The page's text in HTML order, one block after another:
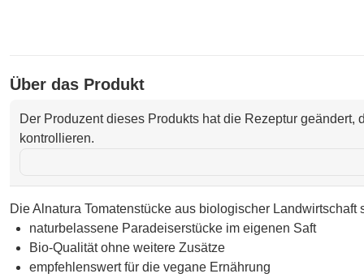
Über das Produkt
Der Produzent dieses Produkts hat die Rezeptur
kontrollieren.
Die Alnatura Tomatenstücke aus biologischer
naturbelassene Paradeiserstücke im eigenen Saft
Bio-Qualität ohne weitere Zusätze
empfehlenswert für die vegane Ernährung